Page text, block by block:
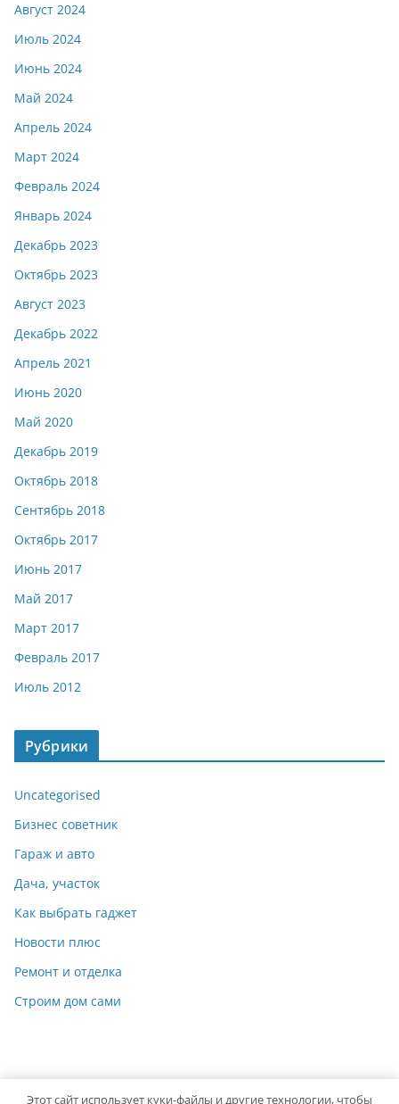
Август 2024
Июль 2024
Июнь 2024
Май 2024
Апрель 2024
Март 2024
Февраль 2024
Январь 2024
Декабрь 2023
Октябрь 2023
Август 2023
Декабрь 2022
Апрель 2021
Июнь 2020
Май 2020
Декабрь 2019
Октябрь 2018
Сентябрь 2018
Октябрь 2017
Июнь 2017
Май 2017
Март 2017
Февраль 2017
Июль 2012
Рубрики
Uncategorised
Бизнес советник
Гараж и авто
Дача, участок
Как выбрать гаджет
Новости плюс
Ремонт и отделка
Строим дом сами
Этот сайт использует куки-файлы и другие технологии, чтобы